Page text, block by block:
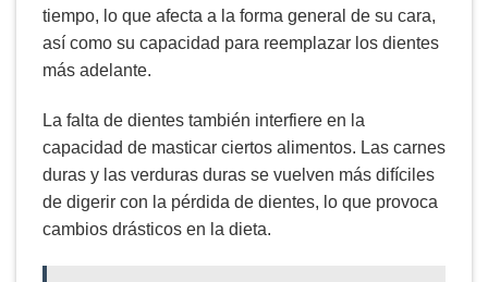
tiempo, lo que afecta a la forma general de su cara,
así como su capacidad para reemplazar los dientes
más adelante.
La falta de dientes también interfiere en la
capacidad de masticar ciertos alimentos. Las carnes
duras y las verduras duras se vuelven más difíciles
de digerir con la pérdida de dientes, lo que provoca
cambios drásticos en la dieta.